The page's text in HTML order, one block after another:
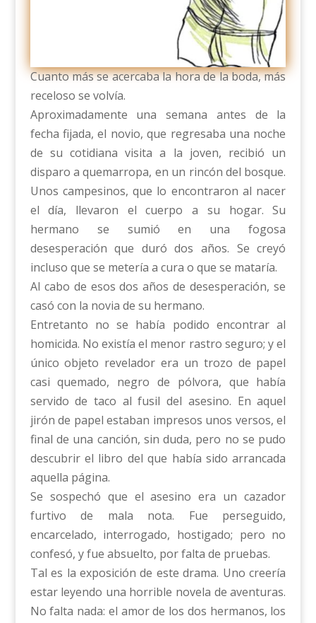
Cuanto más se acercaba la hora de la boda, más
receloso se volvía.
Aproximadamente una semana antes de la
fecha fijada, el novio, que regresaba una noche
de su cotidiana visita a la joven, recibió un
disparo a quemarropa, en un rincón del bosque.
Unos campesinos, que lo encontraron al nacer
el día, llevaron el cuerpo a su hogar. Su
hermano se sumió en una fogosa
desesperación que duró dos años. Se creyó
incluso que se metería a cura o que se mataría.
Al cabo de esos dos años de desesperación, se
casó con la novia de su hermano.
Entretanto no se había podido encontrar al
homicida. No existía el menor rastro seguro; y el
único objeto revelador era un trozo de papel
casi quemado, negro de pólvora, que había
servido de taco al fusil del asesino. En aquel
jirón de papel estaban impresos unos versos, el
final de una canción, sin duda, pero no se pudo
descubrir el libro del que había sido arrancada
aquella página.
Se sospechó que el asesino era un cazador
furtivo de mala nota. Fue perseguido,
encarcelado, interrogado, hostigado; pero no
confesó, y fue absuelto, por falta de pruebas.
Tal es la exposición de este drama. Uno creería
estar leyendo una horrible novela de aventuras.
No falta nada: el amor de los dos hermanos, los